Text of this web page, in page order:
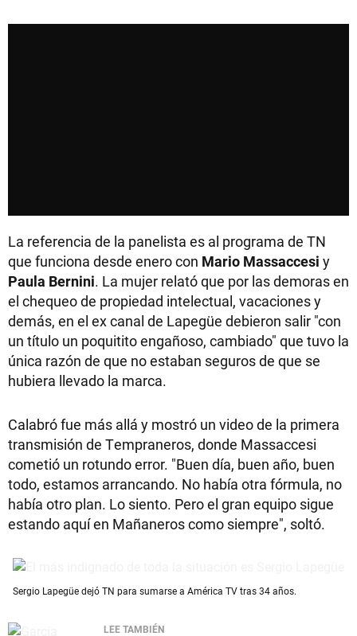
La referencia de la panelista es al programa de TN
que funciona desde enero con Mario Massaccesi y
Paula Bernini. La mujer relató que por las demoras en
el chequeo de propiedad intelectual, vacaciones y
demás, en el ex canal de Lapegüe debieron salir "con
un título un poquitito engañoso, cambiado" que tuvo la
única razón de que no estaban seguros de que se
hubiera llevado la marca.
Calabró fue más allá y mostró un video de la primera
transmisión de Tempraneros, donde Massaccesi
cometió un rotundo error. "Buen día, buen año, buen
todo, estamos arrancando. No había otra fórmula, no
había otro plan. Lo siento. Pero el gran equipo sigue
estando aquí en Mañaneros como siempre", soltó.
Sergio Lapegüe dejó TN para sumarse a América TV tras 34 años.
LEE TAMBIÉN